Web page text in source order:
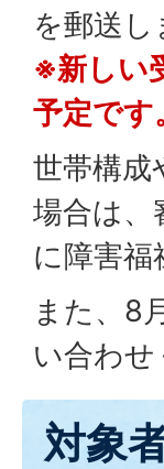
を郵送し
※新しい
予定です
世帯構成
場合は
に障害
また、8
い合わせ
対象